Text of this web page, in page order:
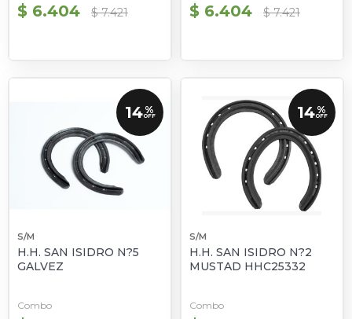
$ 6.404 $ 7.421 $ 6.404 $ 7.421
14 %
OFF
S/M
H.H. SAN ISIDRO N?5
GALVEZ
Combo
14 %
OFF
S/M
H.H. SAN ISIDRO N?2
MUSTAD HHC25332
Combo